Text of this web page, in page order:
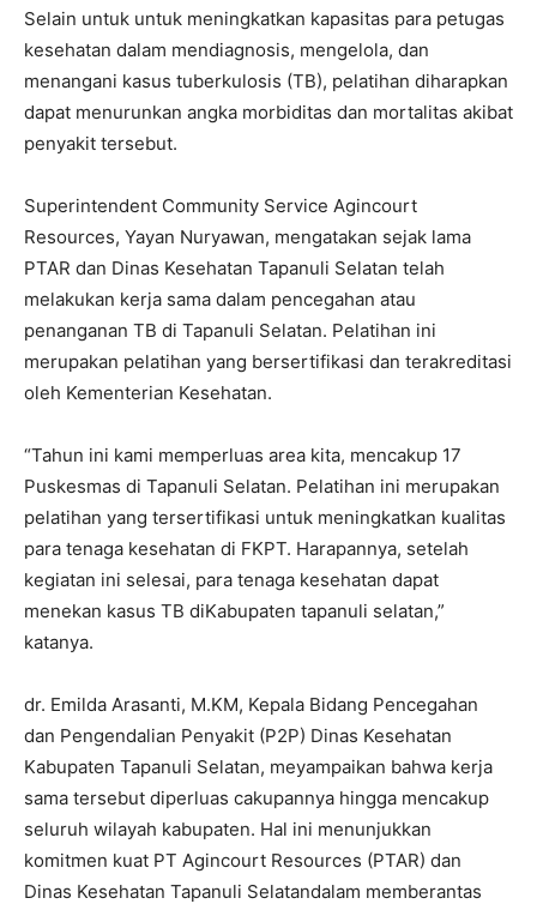
Selain untuk untuk meningkatkan kapasitas para petugas
kesehatan dalam mendiagnosis, mengelola, dan
menangani kasus tuberkulosis (TB), pelatihan diharapkan
dapat menurunkan angka morbiditas dan mortalitas akibat
penyakit tersebut.
Superintendent Community Service Agincourt
Resources, Yayan Nuryawan, mengatakan sejak lama
PTAR dan Dinas Kesehatan Tapanuli Selatan telah
melakukan kerja sama dalam pencegahan atau
penanganan TB di Tapanuli Selatan. Pelatihan ini
merupakan pelatihan yang bersertifikasi dan terakreditasi
oleh Kementerian Kesehatan.
“Tahun ini kami memperluas area kita, mencakup 17
Puskesmas di Tapanuli Selatan. Pelatihan ini merupakan
pelatihan yang tersertifikasi untuk meningkatkan kualitas
para tenaga kesehatan di FKPT. Harapannya, setelah
kegiatan ini selesai, para tenaga kesehatan dapat
menekan kasus TB diKabupaten tapanuli selatan,”
katanya.
dr. Emilda Arasanti, M.KM, Kepala Bidang Pencegahan
dan Pengendalian Penyakit (P2P) Dinas Kesehatan
Kabupaten Tapanuli Selatan, meyampaikan bahwa kerja
sama tersebut diperluas cakupannya hingga mencakup
seluruh wilayah kabupaten. Hal ini menunjukkan
komitmen kuat PT Agincourt Resources (PTAR) dan
Dinas Kesehatan Tapanuli Selatandalam memberantas